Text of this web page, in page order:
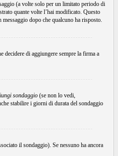
(a volte solo per un limitato periodo di
quante volte l’hai modificato. Questo
dopo che qualcuno ha risposto.
decidere di aggiungere sempre la firma a
sondaggio (se non lo vedi,
stabilire i giorni di durata del sondaggio
il sondaggio). Se nessuno ha ancora